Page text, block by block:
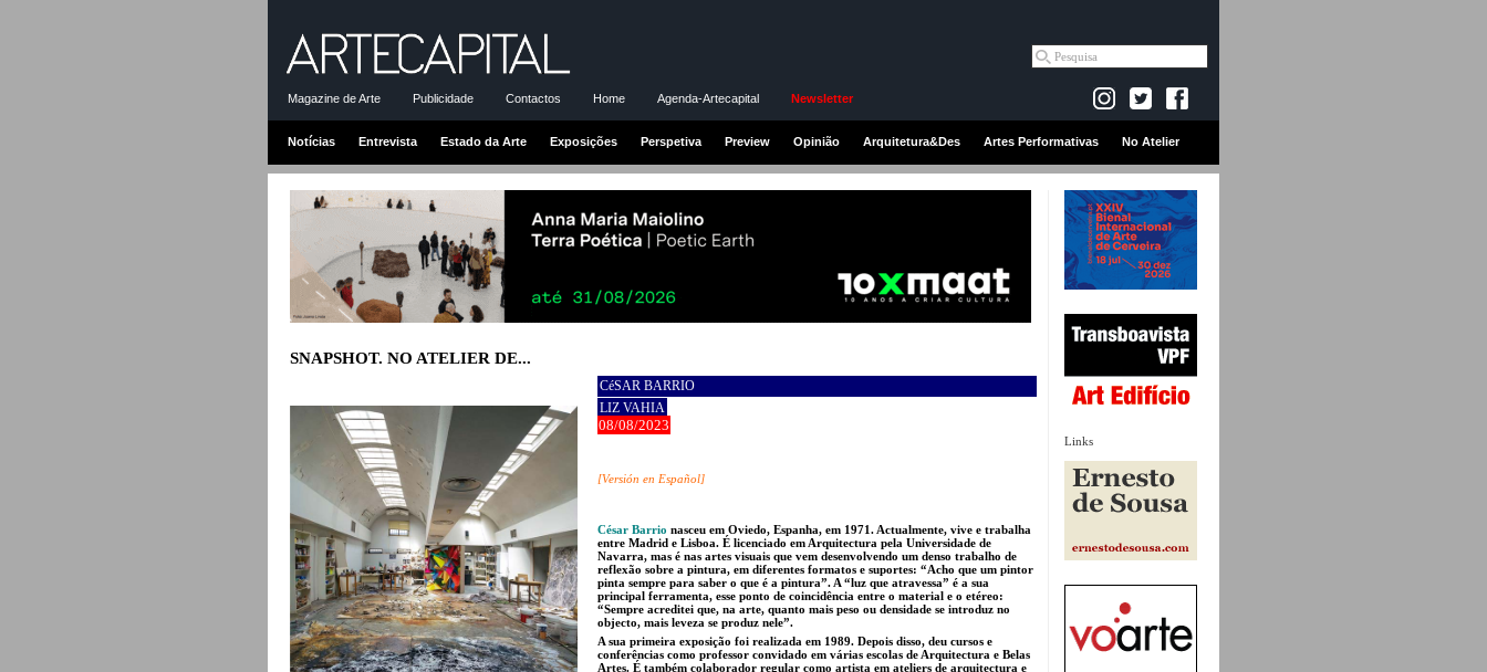
Magazine de Arte Publicidade Contactos Home Agenda-Artecapital Newsletter
Notícias Entrevista Estado da Arte Exposições Perspetiva Preview Opinião Arquitetura&Des Artes Performativas No Atelier
Links
SNAPSHOT. NO ATELIER DE...
CéSAR BARRIO
LIZ VAHIA
08/08/2023
[Versión en Español]
César Barrio nasceu em Oviedo, Espanha, em 1971. Actualmente, vive e trabalha
entre Madrid e Lisboa. É licenciado em Arquitectura pela Universidade de
Navarra, mas é nas artes visuais que vem desenvolvendo um denso trabalho de
reflexão sobre a pintura, em diferentes formatos e suportes: “Acho que um pintor
pinta sempre para saber o que é a pintura”. A “luz que atravessa” é a sua
principal ferramenta, esse ponto de coincidência entre o material e o etéreo:
“Sempre acreditei que, na arte, quanto mais peso ou densidade se introduz no
objecto, mais leveza se produz nele”.
A sua primeira exposição foi realizada em 1989. Depois disso, deu cursos e
conferências como professor convidado em várias escolas de Arquitectura e Belas
Artes. É também colaborador regular como artista em ateliers de arquitectura e